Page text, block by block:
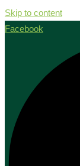
Skip to content
Facebook